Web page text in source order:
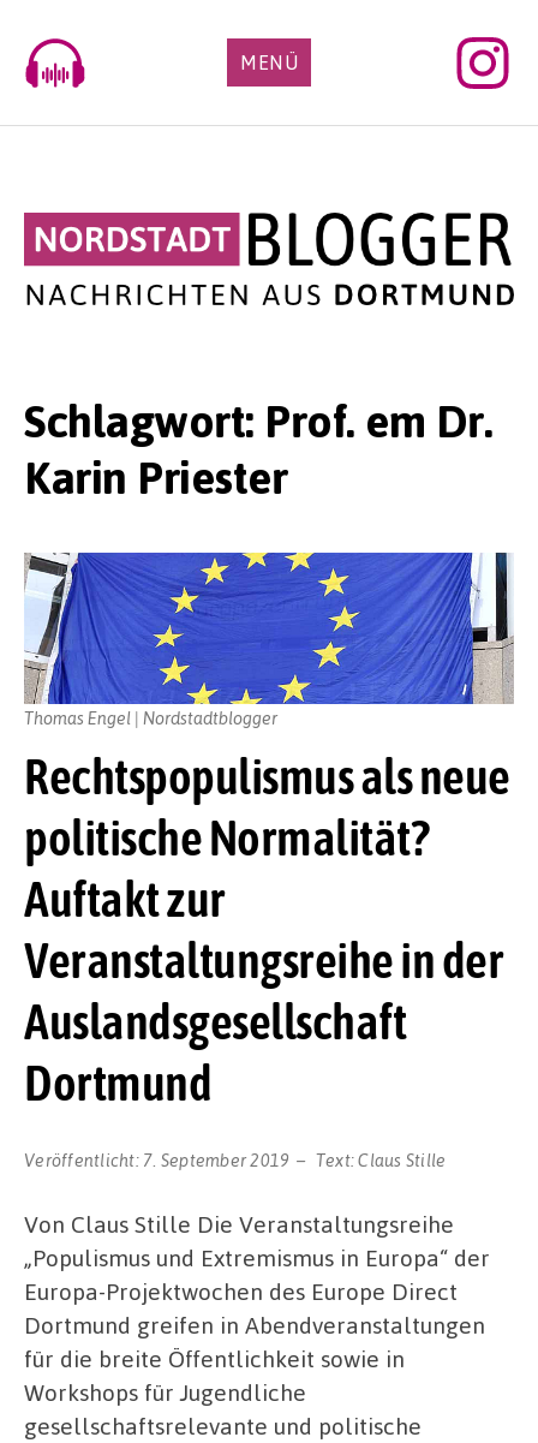
content
MENÜ
Schlagwort: Prof. em Dr.
Karin Priester
Rechtspopulismus als neue
politische Normalität?
Auftakt zur
Veranstaltungsreihe in der
Auslandsgesellschaft
Dortmund
Veröffentlicht: 7. September 2019 Text:Claus Stille
Thomas Engel | Nordstadtblogger
Von Claus Stille Die Veranstaltungsreihe
„Populismus und Extremismus in Europa“ der
Europa-Projektwochen des Europe Direct
Dortmund greifen in Abendveranstaltungen
für die breite Öffentlichkeit sowie in
Workshops für Jugendliche
gesellschaftsrelevante und politische